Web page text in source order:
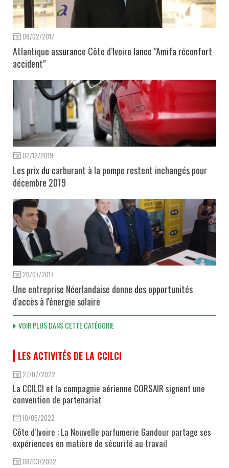
08/02/2017
Atlantique assurance Côte d’Ivoire lance "Amifa réconfort
accident"
02/12/2019
Les prix du carburant à la pompe restent inchangés pour
décembre 2019
20/07/2017
Une entreprise Néerlandaise donne des opportunités
d'accès à l'énergie solaire
VOIR PLUS DANS CETTE CATÉGORIE
LES ACTIVITÉS DE LA CCILCI
27/07/2022
La CCILCI et la compagnie aérienne CORSAIR signent une
convention de partenariat
10/05/2022
Côte d’Ivoire : La Nouvelle parfumerie Gandour partage ses
expériences en matière de sécurité au travail
08/03/2022